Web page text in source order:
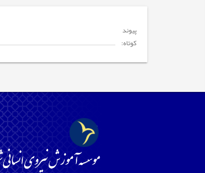
پیوند
کوتاه: